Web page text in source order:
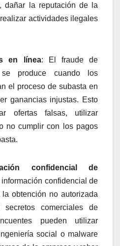
dañar la reputación de la
actividades ilegales
en línea: El fraude de
produce cuando los
el proceso de subasta en
ganancias injustas. Esto
ofertas falsas, utilizar
no cumplir con los pagos
confidencial de
confidencial de
obtención no autorizada
comerciales de
pueden utilizar
social o malware